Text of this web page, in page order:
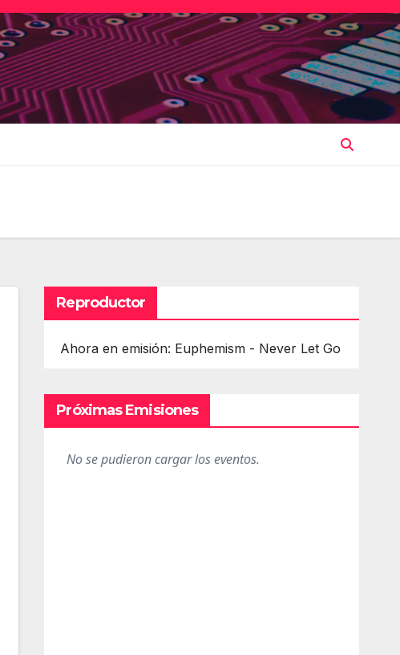
Reproductor
Ahora en emisión: Euphemism - Never Let Go
Próximas Emisiones